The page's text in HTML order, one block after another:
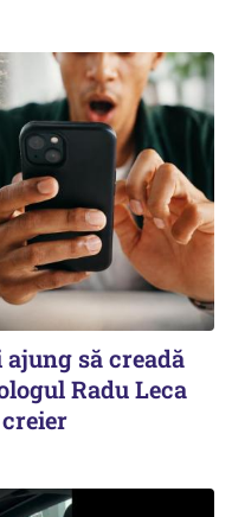
ajung să creadă
Radu Leca